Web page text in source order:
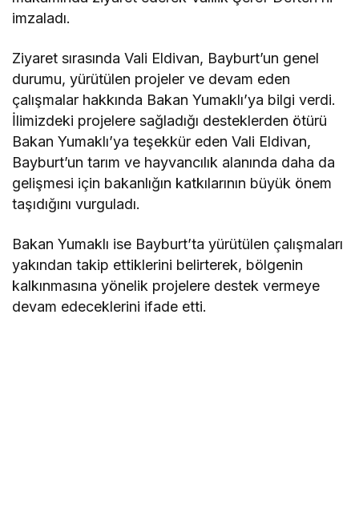
imzaladı.
Ziyaret sırasında Vali Eldivan, Bayburt’un genel
durumu, yürütülen projeler ve devam eden
çalışmalar hakkında Bakan Yumaklı’ya bilgi verdi.
İlimizdeki projelere sağladığı desteklerden ötürü
Bakan Yumaklı’ya teşekkür eden Vali Eldivan,
Bayburt’un tarım ve hayvancılık alanında daha da
gelişmesi için bakanlığın katkılarının büyük önem
taşıdığını vurguladı.
Bakan Yumaklı ise Bayburt’ta yürütülen çalışmaları
yakından takip ettiklerini belirterek, bölgenin
kalkınmasına yönelik projelere destek vermeye
devam edeceklerini ifade etti.